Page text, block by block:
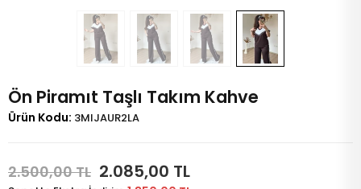
Ön Piramıt Taşlı Takım Kahve
Ürün Kodu: 3MIJAUR2LA
2.500,00 TL 2.085,00 TL